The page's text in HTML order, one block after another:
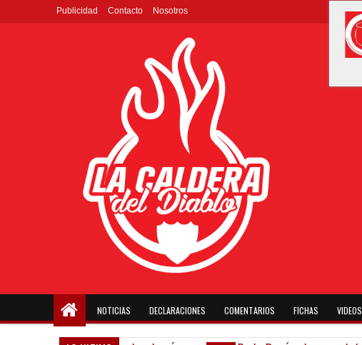
Publicidad Contacto Nosotros
NOTICIAS DECLARACIONES COMENTARIOS FICHAS VIDEOS